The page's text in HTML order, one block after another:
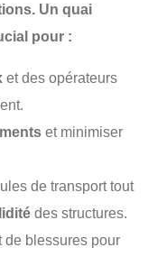
Un quai
pour :
et des opérateurs
et minimiser
de transport tout
des structures.
de blessures pour